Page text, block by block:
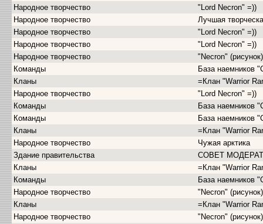
Народное творчество
"Lord Necron" =))
Народное творчество
Лучшая
Народное творчество
"Lord Necron" =))
Народное творчество
"Lord Necron" =))
Народное творчество
"Necron" (рисунок)
Команды
База наемников
Кланы
=Клан "Warrior
Народное творчество
"Lord Necron" =))
Команды
База наемников
Команды
База наемников
Кланы
=Клан "Warrior
Народное творчество
Чужая арктика
Здание правительства
СОВЕТ
Кланы
=Клан "Warrior
Команды
База наемников
Народное творчество
"Necron" (рисунок)
Кланы
=Клан "Warrior
Народное творчество
"Necron" (рисунок)